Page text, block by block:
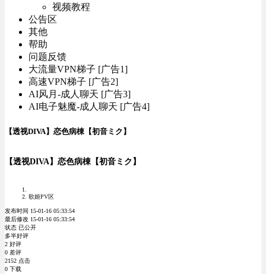
视频教程
公告区
其他
帮助
问题反馈
大流量VPN梯子 [广告1]
高速VPN梯子 [广告2]
AI风月-成人聊天 [广告3]
AI电子魅魔-成人聊天 [广告4]
【透视DIVA】恋色病棟【初音ミク】
【透视DIVA】恋色病棟【初音ミク】
歌姬PV区
发布时间 15-01-16 05:33:54
最后修改 15-01-16 05:33:54
状态 已公开
多半好评
2 好评
0 差评
2152 点击
0 下载